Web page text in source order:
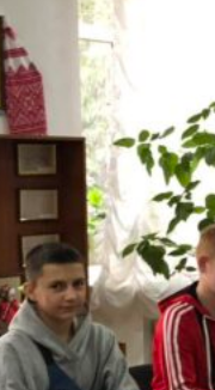
викладачів
студентів